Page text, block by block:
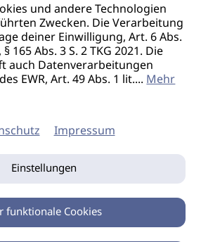
und andere Technologien
Zwecken. Die Verarbeitung
deiner Einwilligung, Art. 6 Abs.
165 Abs. 3 S. 2 TKG 2021. Die
auch Datenverarbeitungen
EWR, Art. 49 Abs. 1 lit....Mehr
Impressum
Einstellungen
funktionale Cookies